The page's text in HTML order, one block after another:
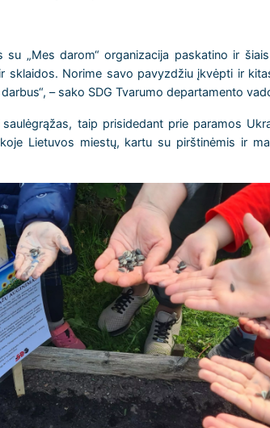
„Mes darom“ organizacija paskatino ir
sklaidos. Norime savo pavyzdžiu įkvėpti ir
– sako SDG Tvarumo departamento
taip prisidedant prie paramos
Lietuvos miestų, kartu su pirštinėmis ir